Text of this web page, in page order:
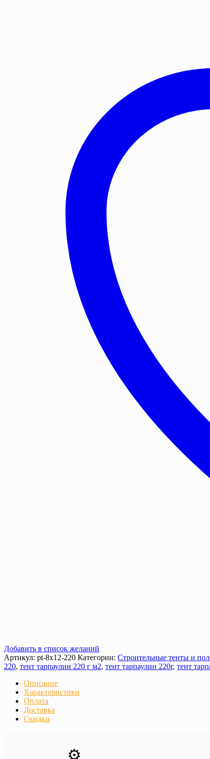
Добавить в список желаний
Артикул: pt-8х12-220 Категории: Строительные тенты и
220, тент тарпаулин 220 г м2, тент тарпаулин 220г, тент
Описание
Характеристики
Оплата
Доставка
Скидки
⚙️